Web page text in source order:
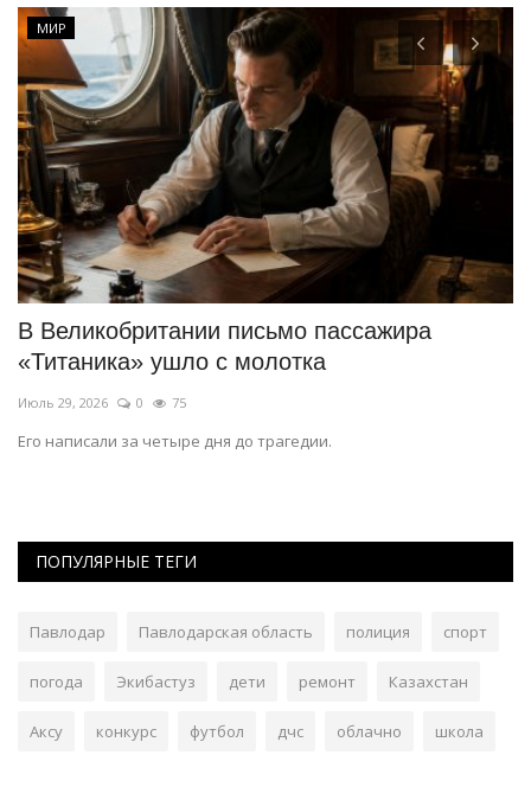
МИР
В Великобритании письмо пассажира
«Титаника» ушло с молотка
Июль 29, 2026 0 75
Его написали за четыре дня до трагедии.
ПОПУЛЯРНЫЕ ТЕГИ
Павлодар Павлодарская область полиция спорт
погода Экибастуз дети ремонт Казахстан
Аксу конкурс футбол дчс облачно школа